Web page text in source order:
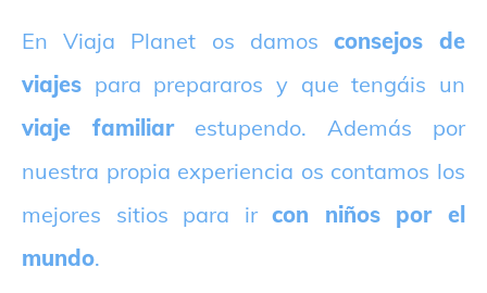
En Viaja Planet os damos consejos de
viajes para prepararos y que tengáis un
viaje familiarestupendo. Además por
nuestra propia experiencia os contamos los
mejores sitios para ircon niños por el
mundo.